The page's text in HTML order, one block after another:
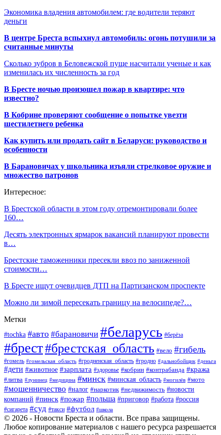
Экономика владения автомобилем: где водители теряют
деньги
В центре Бреста вспыхнул автомобиль: огонь потушили за
считанные минуты
Сколько зубров в Беловежской пуще насчитали ученые и как
изменилась их численность за год
В Бресте ночью произошел пожар в квартире: что
известно?
В Кобрине проверяют сообщение о попытке увезти
шестилетнего ребенка
Как купить или продать сайт в Беларуси: руководство и
особенности
В Барановичах у школьника изъяли стрелковое оружие и
множество патронов
Интересное:
В Брестской области в этом году отремонтировали более
160…
Десять электронных ярмарок вакансий планируют провести
в…
Брестские таможенники пресекли ввоз по заниженной
стоимости…
В Бресте ищут очевидцев ДТП на Партизанском проспекте
Можно ли зимой пересекать границу на велосипеде?…
Метки
#tochka #авто #барановичи #беларусь #берёза
#брест#брестская_область #вело #гибель
#гомель #гомельская_область #гродненская_область #гродно #дальнобойщик #деньга
#дети #животное #зарплата #здоровье #кобрин #контрабанда #кража
#литва #лунинец #медицина #минск #минская_область #могилёв #мото
#мошенничество #налог #наркотик #недвижимость #новости
компаний #пинск #пожар #польша #приговор #работа #россия
#сигарета #суд #такси #футбол #школа
© 2026 - Новости Бреста и области. Все права защищены.
Любое копирование материалов с нашего ресурса разрешается